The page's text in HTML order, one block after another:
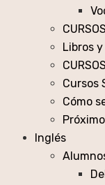
Libros
Cursos
Cómo
Inglés